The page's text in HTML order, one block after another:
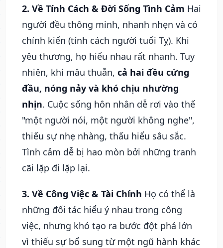
2. Về Tính Cách & Đời Sống Tình Cảm Hai
người đều thông minh, nhanh nhẹn và có
chính kiến (tính cách người tuổi Tỵ). Khi
yêu thương, họ hiểu nhau rất nhanh. Tuy
nhiên, khi mâu thuẫn, cả hai đều cứng
đầu, nóng nảy và khó chịu nhường
nhịn. Cuộc sống hôn nhân dễ rơi vào thế
"một người nói, một người không nghe",
thiếu sự nhẹ nhàng, thấu hiểu sâu sắc.
Tình cảm dễ bị hao mòn bởi những tranh
cãi lặp đi lặp lại.
3. Về Công Việc & Tài Chính Họ có thể là
những đối tác hiểu ý nhau trong công
việc, nhưng khó tạo ra bước đột phá lớn
vì thiếu sự bổ sung từ một ngũ hành khác